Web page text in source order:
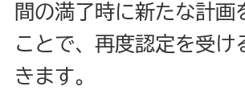
間の満了時に新たな計画
ことで、再度認定を受け
きます。